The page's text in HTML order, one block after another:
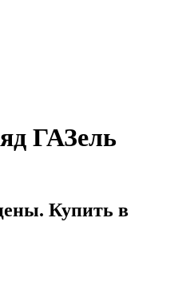
ГАЗель
Купить в